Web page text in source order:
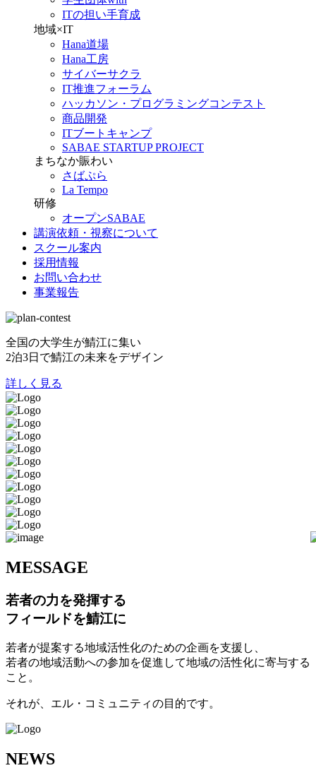
ITの担い手育成
地域×IT
Hana道場
Hana工房
サイバーサクラ
IT推進フォーラム
ハッカソン・プログラミングコンテスト
商品開発
ITブートキャンプ
SABAE STARTUP PROJECT
まちなか賑わい
さばぷら
La Tempo
研修
オープンSABAE
講演依頼・視察について
スクール案内
採用情報
お問い合わせ
事業報告
全国の大学生が鯖江に集い
2泊3日で鯖江の未来をデザイン
詳しく見る
MESSAGE
若者の力を発揮する
フィールドを鯖江に
若者が提案する地域活性化のための企画を支援し、
若者の地域活動への参加を促進して地域の活性化に寄与する
こと。
それが、エル・コミュニティの目的です。
NEWS